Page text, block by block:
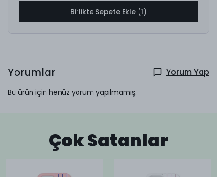
Birlikte Sepete Ekle (1)
Yorumlar Yorum Yap
Bu ürün için henüz yorum yapılmamış.
Çok Satanlar